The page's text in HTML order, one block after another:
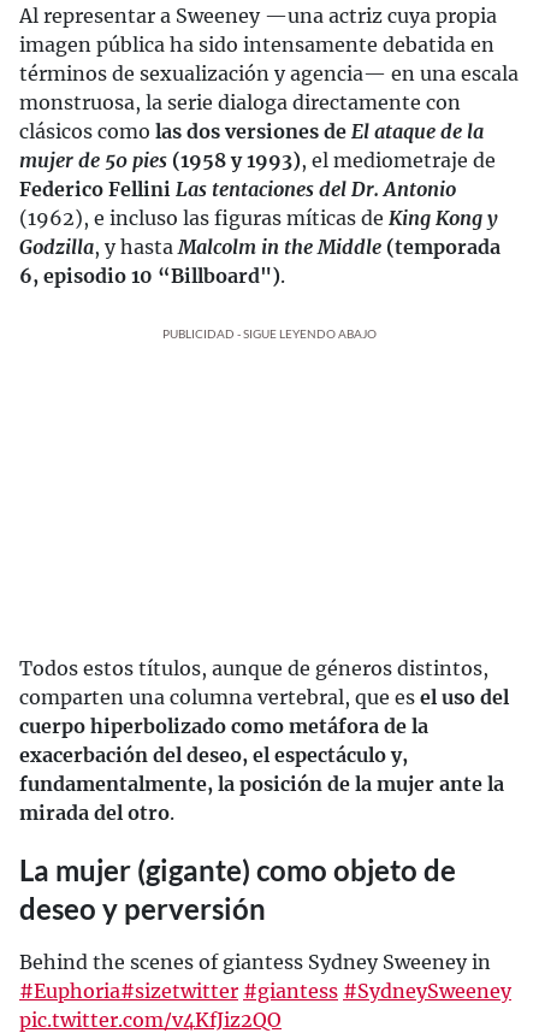
Al representar a Sweeney —una actriz cuya propia
imagen pública ha sido intensamente debatida en
términos de sexualización y agencia— en una escala
monstruosa, la serie dialoga directamente con
clásicos como las dos versiones de El ataque de la
mujer de 50 pies (1958 y 1993), el mediometraje de
Federico Fellini Las tentaciones del Dr. Antonio
(1962), e incluso las figuras míticas de King Kong y
Godzilla, y hastaMalcolm in the Middle (temporada
6, episodio 10 “Billboard").
PUBLICIDAD - SIGUE LEYENDO ABAJO
Todos estos títulos, aunque de géneros distintos,
comparten una columna vertebral, que es el uso del
cuerpo hiperbolizado como metáfora de la
exacerbación del deseo, el espectáculo y,
fundamentalmente, la posición de la mujer ante la
mirada del otro.
La mujer (gigante) como objeto de
deseo y perversión
Behind the scenes of giantess Sydney Sweeney in
#Euphoria#sizetwitter #giantess #SydneySweeney
pic.twitter.com/v4KfJiz2QO